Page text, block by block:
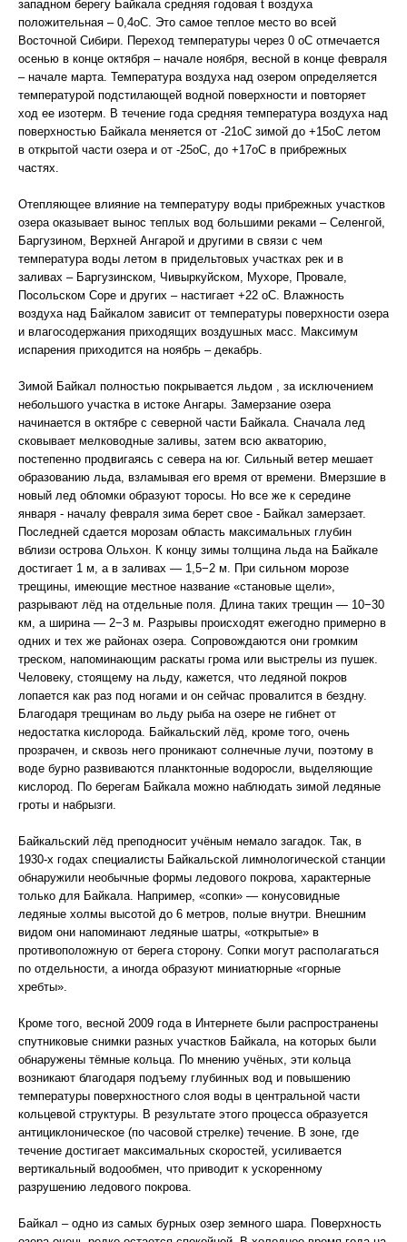
западном берегу Байкала средняя годовая t воздуха
положительная – 0,4оС. Это самое теплое место во всей
Восточной Сибири. Переход температуры через 0 оС отмечается
осенью в конце октября – начале ноября, весной в конце февраля
– начале марта. Температура воздуха над озером определяется
температурой подстилающей водной поверхности и повторяет
ход ее изотерм. В течение года средняя температура воздуха над
поверхностью Байкала меняется от -21оС зимой до +15оС летом
в открытой части озера и от -25оС, до +17оС в прибрежных
частях.
Отепляющее влияние на температуру воды прибрежных участков
озера оказывает вынос теплых вод большими реками – Селенгой,
Баргузином, Верхней Ангарой и другими в связи с чем
температура воды летом в придельтовых участках рек и в
заливах – Баргузинском, Чивыркуйском, Мухоре, Провале,
Посольском Соре и других – настигает +22 оС. Влажность
воздуха над Байкалом зависит от температуры поверхности озера
и влагосодержания приходящих воздушных масс. Максимум
испарения приходится на ноябрь – декабрь.
Зимой Байкал полностью покрывается льдом , за исключением
небольшого участка в истоке Ангары. Замерзание озера
начинается в октябре с северной части Байкала. Сначала лед
сковывает мелководные заливы, затем всю акваторию,
постепенно продвигаясь с севера на юг. Сильный ветер мешает
образованию льда, взламывая его время от времени. Вмерзшие в
новый лед обломки образуют торосы. Но все же к середине
января - началу февраля зима берет свое - Байкал замерзает.
Последней сдается морозам область максимальных глубин
вблизи острова Ольхон. К концу зимы толщина льда на Байкале
достигает 1 м, а в заливах — 1,5−2 м. При сильном морозе
трещины, имеющие местное название «становые щели»,
разрывают лёд на отдельные поля. Длина таких трещин — 10−30
км, а ширина — 2−3 м. Разрывы происходят ежегодно примерно в
одних и тех же районах озера. Сопровождаются они громким
треском, напоминающим раскаты грома или выстрелы из пушек.
Человеку, стоящему на льду, кажется, что ледяной покров
лопается как раз под ногами и он сейчас провалится в бездну.
Благодаря трещинам во льду рыба на озере не гибнет от
недостатка кислорода. Байкальский лёд, кроме того, очень
прозрачен, и сквозь него проникают солнечные лучи, поэтому в
воде бурно развиваются планктонные водоросли, выделяющие
кислород. По берегам Байкала можно наблюдать зимой ледяные
гроты и набрызги.
Байкальский лёд преподносит учёным немало загадок. Так, в
1930-х годах специалисты Байкальской лимнологической станции
обнаружили необычные формы ледового покрова, характерные
только для Байкала. Например, «сопки» — конусовидные
ледяные холмы высотой до 6 метров, полые внутри. Внешним
видом они напоминают ледяные шатры, «открытые» в
противоположную от берега сторону. Сопки могут располагаться
по отдельности, а иногда образуют миниатюрные «горные
хребты».
Кроме того, весной 2009 года в Интернете были распространены
спутниковые снимки разных участков Байкала, на которых были
обнаружены тёмные кольца. По мнению учёных, эти кольца
возникают благодаря подъему глубинных вод и повышению
температуры поверхностного слоя воды в центральной части
кольцевой структуры. В результате этого процесса образуется
антициклоническое (по часовой стрелке) течение. В зоне, где
течение достигает максимальных скоростей, усиливается
вертикальный водообмен, что приводит к ускоренному
разрушению ледового покрова.
Байкал – одно из самых бурных озер земного шара. Поверхность